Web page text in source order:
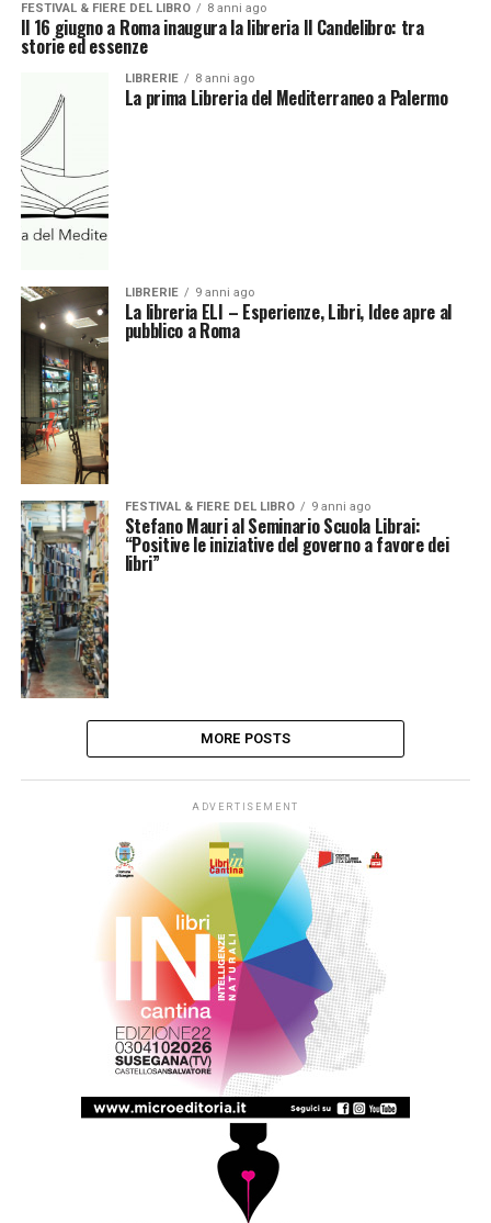
FESTIVAL & FIERE DEL LIBRO 8 anni ago
Il 16 giugno a Roma inaugura la libreria Il Candelibro: tra
storie ed essenze
LIBRERIE 8 anni ago
La prima Libreria del Mediterraneo a Palermo
LIBRERIE 9 anni ago
La libreria ELI – Esperienze, Libri, Idee apre al
pubblico a Roma
FESTIVAL & FIERE DEL LIBRO 9 anni ago
Stefano Mauri al Seminario Scuola Librai:
“Positive le iniziative del governo a favore dei
libri”
MORE POSTS
ADVERTISEMENT